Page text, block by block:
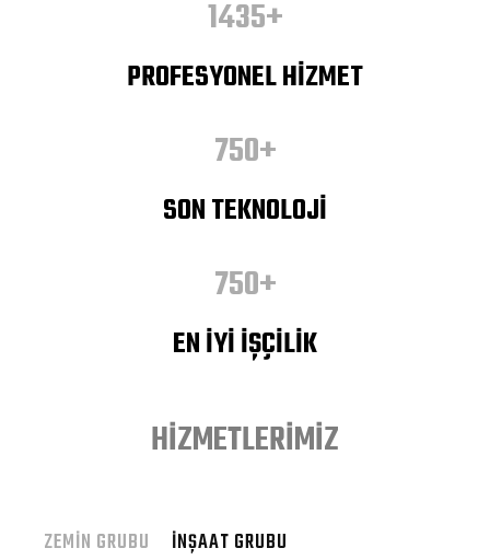
1435+
PROFESYONEL HİZMET
750+
SON TEKNOLOJİ
750+
EN İYİ İŞÇİLİK
HİZMETLERİMİZ
ZEMİN GRUBU İNŞAAT GRUBU